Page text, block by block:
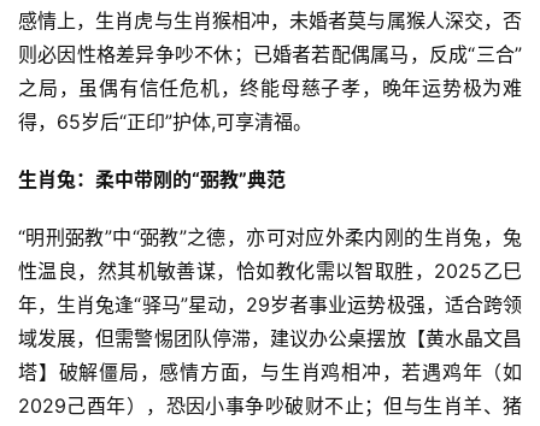
感情上，生肖虎与生肖猴相冲，未婚者莫与属猴人深交，否
则必因性格差异争吵不休；已婚者若配偶属马，反成“三合”
之局，虽偶有信任危机，终能母慈子孝，晚年运势极为难
得，65岁后“正印”护体,可享清福。
生肖兔：柔中带刚的“弼教”典范
“明刑弼教”中“弼教”之德，亦可对应外柔内刚的生肖兔，兔
性温良，然其机敏善谋，恰如教化需以智取胜，2025乙巳
年，生肖兔逢“驿马”星动，29岁者事业运势极强，适合跨领
域发展，但需警惕团队停滞，建议办公桌摆放【黄水晶文昌
塔】破解僵局，感情方面，与生肖鸡相冲，若遇鸡年（如
2029己酉年），恐因小事争吵破财不止；但与生肖羊、猪